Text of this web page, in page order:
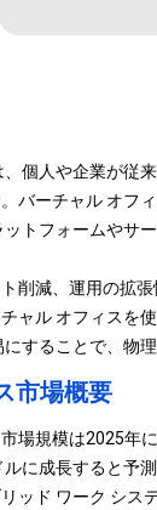
個人や企業が従
バーチャル オフ
トフォームやサ
削減、運用の拡
ャル オフィスを
することで、物
市場概要
場規模は2025年
に成長すると予
ッド ワーク シス